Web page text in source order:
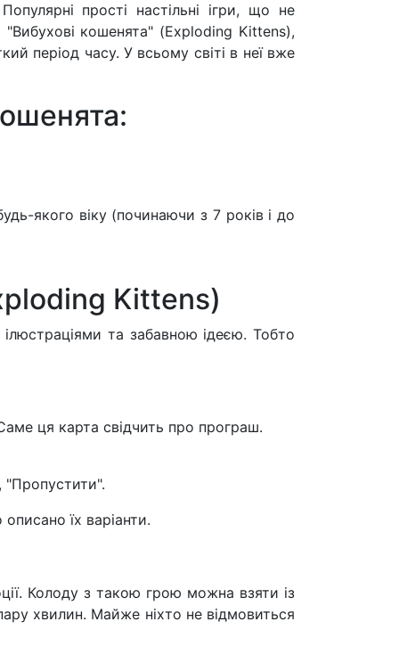
прості настільні ігри, що не
кошенята" (Exploding Kittens),
період часу. У всьому світі в неї вже
якого віку (починаючи з 7 років і до
Kittens)
та забавною ідеєю. Тобто
ця карта свідчить про програш.
"Пропустити".
їх варіанти.
Колоду з такою грою можна взяти із
хвилин. Майже ніхто не відмовиться